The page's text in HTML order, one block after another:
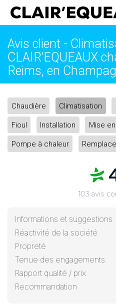
Avis client -
CLAIR’EQUEAUX
Reims, en
Chaudière Climatisation
Fioul Installation Mise
Pompe à chaleur
103 avis
Informations et suggestions
Réactivité de la société
Propreté
Tenue des engagements
Rapport qualité / prix
Recommandation